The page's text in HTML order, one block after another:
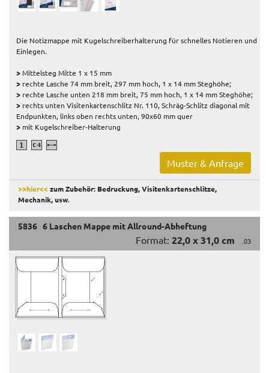
Die Notizmappe mit Kugelschreiberhalterung für schnelles Notieren und
Einlegen.
>Mittelsteg Mitte 1 x 15 mm
> rechte Lasche 74 mm breit, 297 mm hoch, 1 x 14 mm Steghöhe;
> rechte Lasche unten 218 mm breit, 75 mm hoch, 1 x 14 mm Steghöhe;
> rechts unten Visitenkartenschlitz Nr. 110, Schräg-Schlitz diagonal mit
Endpunkten, links oben rechts unten, 90x60 mm quer
> mit Kugelschreiber-Halterung
Muster & Anfrage
>>hier<<zum Zubehör: Bedruckung, Visitenkartenschlitze,
Mechanik, usw.
5836 6 Laschen Mappe mit Allround-Abheftung
Format: 22,0 x 31,0 cm .03